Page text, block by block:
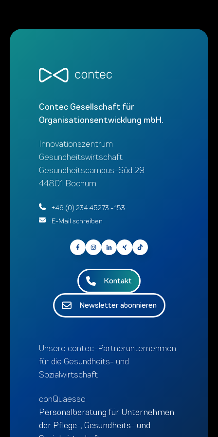
Contec Gesellschaft für
Organisationsentwicklung mbH.
Innovationszentrum
Gesundheitswirtschaft
Gesundheitscampus-Süd 29
44801 Bochum
+49 (0) 234 45273 - 153
E-Mail schreiben
Kontakt
Newsletter abonnieren
Unsere contec-Partnerunternehmen
für die Gesundheits- und
Sozialwirtschaft
conQuaesso
Personalberatung für Unternehmen
der Pflege-, Gesundheits- und